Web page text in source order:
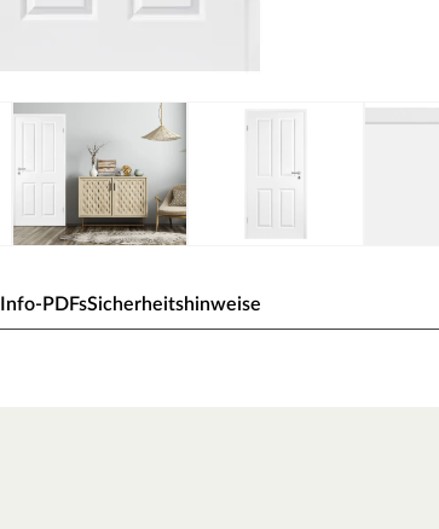
Info-PDFsSicherheitshinweise